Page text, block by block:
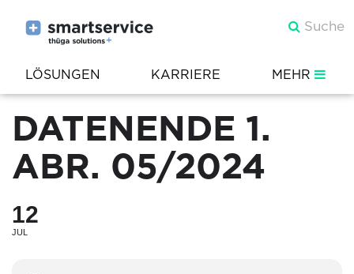
LÖSUNGEN KARRIERE MEHR
DATENENDE 1.
ABR. 05/2024
12
JUL